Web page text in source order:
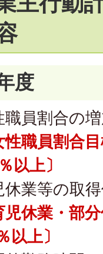
度
員割合の
性職員割合
以上〕
休業等の取
児休業・部
以上〕